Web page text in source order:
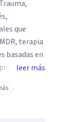
que
terapia
basadas en
y
y
en un
leer más